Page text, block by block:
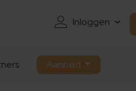
Inloggen
Aanbod